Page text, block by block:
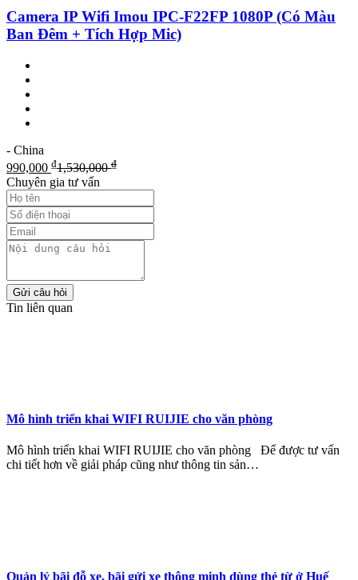
Camera IP Wifi Imou IPC-F22FP 1080P (Có Màu
Ban Đêm + Tích Hợp Mic)
- China
990,000 ₫1,530,000₫
Chuyên gia tư vấn
Gửi câu hỏi
Tin liên quan
Mô hình triển khai WIFI RUIJIE cho văn phòng
Mô hình triển khai WIFI RUIJIE cho văn phòng Để được tư vấn
chi tiết hơn về giải pháp cũng như thông tin sản…
Quản lý bãi đỗ xe, bãi gửi xe thông minh dùng thẻ từ ở Huế